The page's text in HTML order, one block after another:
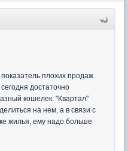
плохих продаж.
достаточно
кошелек. "Квартал"
на нем, а в связи с
жилья, ему надо больше